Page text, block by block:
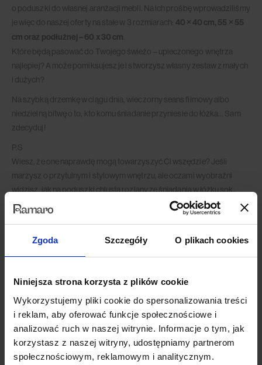
Zgoda Szczegóły O plikach cookies
Niniejsza strona korzysta z plików cookie
Wykorzystujemy pliki cookie do spersonalizowania treści
i reklam, aby oferować funkcje społecznościowe i
analizować ruch w naszej witrynie. Informacje o tym, jak
korzystasz z naszej witryny, udostępniamy partnerom
społecznościowym, reklamowym i analitycznym.
o poduszki do własnej aranżacji mebli. Na ich prośbę wprowadziliśmy
je więc do naszej oferty na stałe w 3 rozmiarach: 40 × 40 cm, 55 × 55
cm oraz podłużnej – 60 x 30 cm
Które będą pasować do Twojego świeżo – upieczonego wnętrza
najlepiej? A może pomiksujesz je i stworzysz własny zestaw z małych
i dużych?
Na szybką drzemkę w ciągu dnia, wieczorny seans filmowy albo
niedzielną bitwę o to, kto komu śniadanie przyniesie do łóżka… Sam
zdecyduj!
P.S
Wiesz, że one naprawdę mogą towarzyszyć Ci wszędzie? Jeśli
marzysz o przytulnym i stylowym wnętrzu, ale oczami wyobraźni
widzisz, jak na poduszki chlusta rozlany ze śniadania w łóżku sok,
albo wyciągasz z obicia kłującą sierść Twojego pupila…
Odetchnij z ulgą i uśmiechnij się. Wystarczy, że w trakcie konfiguracji
technologiii problem z głowy – a Ty możesz wrócić do swoich
tkaniny
do tego, co Ci w duszy (i w salonie) gra!
Wymiary
Dane techniczne